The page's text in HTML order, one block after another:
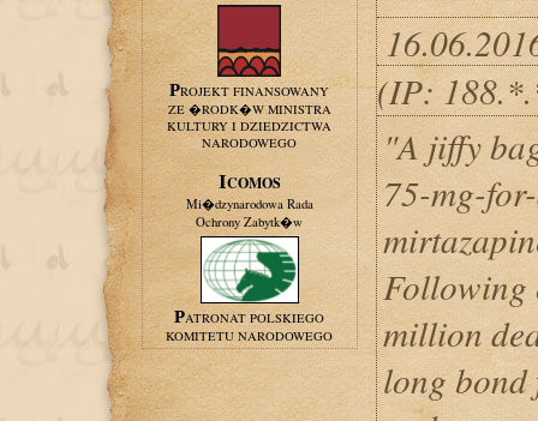
PROJEKT FINANSOWANY
ZE �RODK�W MINISTRA
KULTURY I DZIEDZICTWA
NARODOWEGO
ICOMOS
Mi�dzynarodowa Rada
Ochrony Zabytk�w
PATRONAT POLSKIEGO
KOMITETU NARODOWEGO
(IP:
"A jiffy
75-mg-
Following
million
long bond